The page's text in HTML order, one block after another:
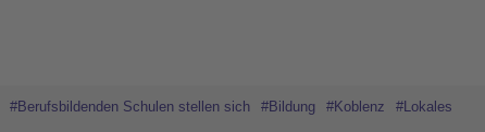
#Berufsbildenden Schulen stellen sich #Bildung #Koblenz
#Lokales